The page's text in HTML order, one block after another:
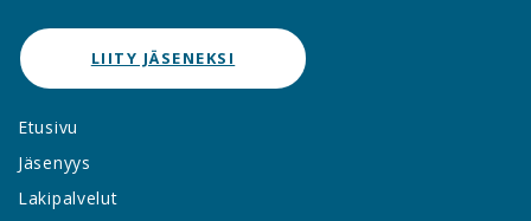
LIITY JÄSENEKSI
Etusivu
Jäsenyys
Lakipalvelut